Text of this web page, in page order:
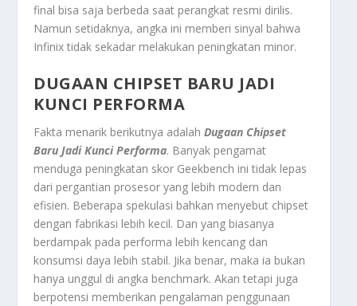
final bisa saja berbeda saat perangkat resmi dirilis.
Namun setidaknya, angka ini memberi sinyal bahwa
Infinix tidak sekadar melakukan peningkatan minor.
DUGAAN CHIPSET BARU JADI
KUNCI PERFORMA
Fakta menarik berikutnya adalahDugaan Chipset
Baru Jadi Kunci Performa. Banyak pengamat
menduga peningkatan skor Geekbench ini tidak lepas
dari pergantian prosesor yang lebih modern dan
efisien. Beberapa spekulasi bahkan menyebut chipset
dengan fabrikasi lebih kecil. Dan yang biasanya
berdampak pada performa lebih kencang dan
konsumsi daya lebih stabil. Jika benar, maka ia bukan
hanya unggul di angka benchmark. Akan tetapi juga
berpotensi memberikan pengalaman penggunaan